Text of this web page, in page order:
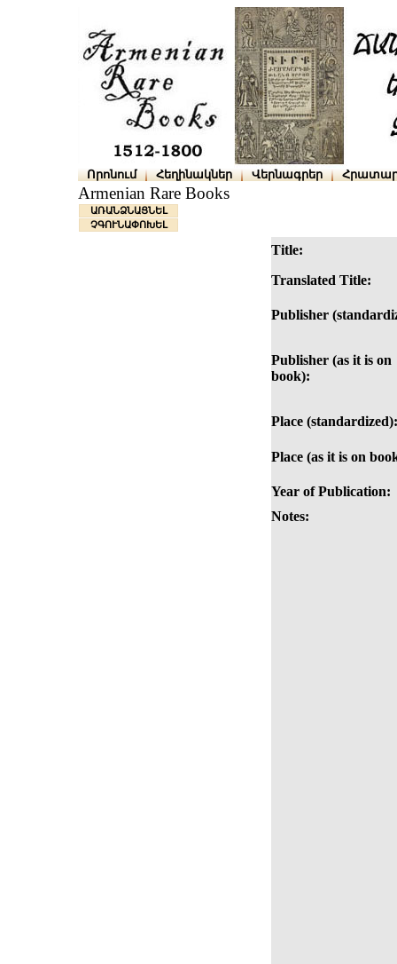
Որոնում Հեղինակներ Վերնագրեր
Armenian Rare Books
ԱՌԱՆՁՆԱՑՆԵԼ
ՉԳՈՒՆԱՓՈԽԵԼ
Title:
Translated Title:
Publisher
Publisher (as it is on
book):
Place (standardized):
Place (as it is on
Year of Publication:
Notes: